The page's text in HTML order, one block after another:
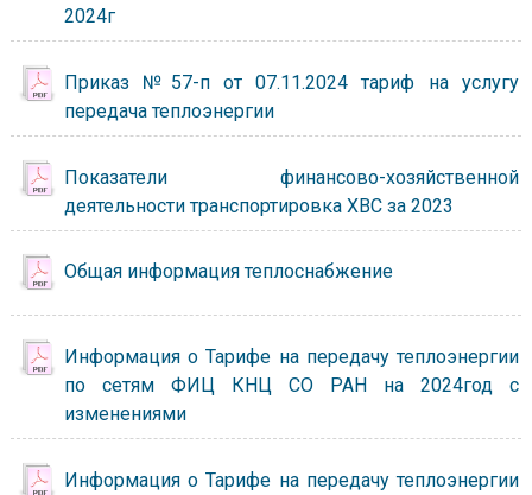
2024г
Приказ №57-п от 07.11.2024 тариф на услугу
передача теплоэнергии
Показатели финансово-хозяйственной
деятельности транспортировка ХВС за 2023
Общая информация теплоснабжение
Информация о Тарифе на передачу теплоэнергии
по сетям ФИЦ КНЦ СО РАН на 2024год с
изменениями
Информация о Тарифе на передачу теплоэнергии